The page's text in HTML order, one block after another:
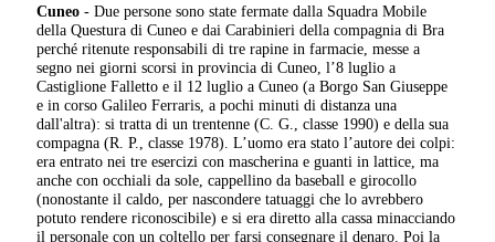
Cuneo - Due persone sono state fermate dalla Squadra Mobile
della Questura di Cuneo e dai Carabinieri della compagnia di Bra
perché ritenute responsabili di tre rapine in farmacie, messe a
segno nei giorni scorsi in provincia di Cuneo, l’8 luglio a
Castiglione Falletto e il 12 luglio a Cuneo (a Borgo San Giuseppe
e in corso Galileo Ferraris, a pochi minuti di distanza una
dall'altra): si tratta di un trentenne (C. G., classe 1990) e della sua
compagna (R. P., classe 1978). L’uomo era stato l’autore dei colpi:
era entrato nei tre esercizi con mascherina e guanti in lattice, ma
anche con occhiali da sole, cappellino da baseball e girocollo
(nonostante il caldo, per nascondere tatuaggi che lo avrebbero
potuto rendere riconoscibile) e si era diretto alla cassa minacciando
il personale con un coltello per farsi consegnare il denaro. Poi la